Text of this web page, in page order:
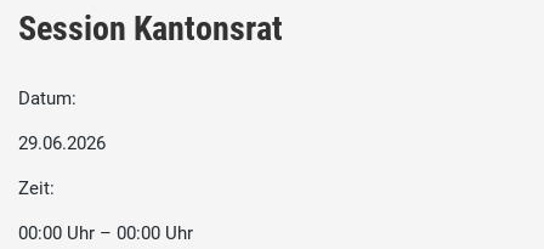
Session Kantonsrat
Datum:
29.06.2026
Zeit:
00:00 Uhr – 00:00 Uhr